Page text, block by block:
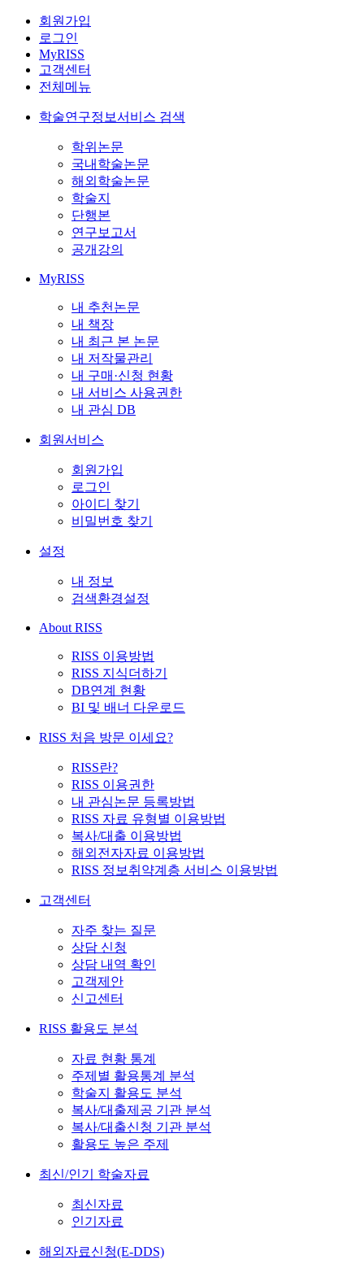
회원가입
로그인
MyRISS
고객센터
전체메뉴
학술연구정보서비스 검색
학위논문
국내학술논문
해외학술논문
학술지
단행본
연구보고서
공개강의
MyRISS
내 추천논문
내 책장
내 최근 본 논문
내 저작물관리
내 구매·신청 현황
내 서비스 사용권한
내 관심 DB
회원서비스
회원가입
로그인
아이디 찾기
비밀번호 찾기
설정
내 정보
검색환경설정
About RISS
RISS 이용방법
RISS 지식더하기
DB연계 현황
BI 및 배너 다운로드
RISS 처음 방문 이세요?
RISS란?
RISS 이용권한
내 관심논문 등록방법
RISS 자료 유형별 이용방법
복사/대출 이용방법
해외전자자료 이용방법
RISS 정보취약계층 서비스 이용방법
고객센터
자주 찾는 질문
상담 신청
상담 내역 확인
고객제안
신고센터
RISS 활용도 분석
자료 현황 통계
주제별 활용통계 분석
학술지 활용도 분석
복사/대출제공 기관 분석
복사/대출신청 기관 분석
활용도 높은 주제
최신/인기 학술자료
최신자료
인기자료
해외자료신청(E-DDS)